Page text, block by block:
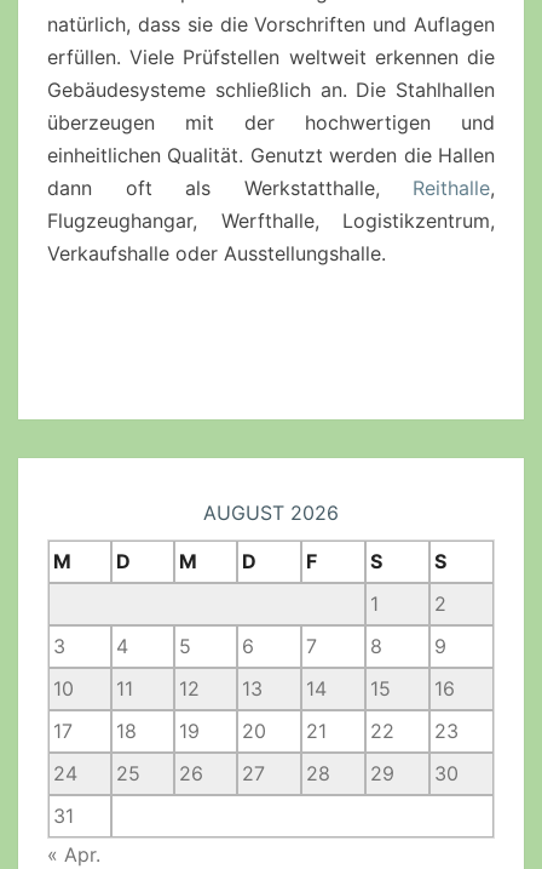
natürlich, dass sie die Vorschriften und Auflagen
erfüllen. Viele Prüfstellen weltweit erkennen die
Gebäudesysteme schließlich an. Die Stahlhallen
überzeugen mit der hochwertigen und
einheitlichen Qualität. Genutzt werden die Hallen
dann oft als Werkstatthalle, Reithalle,
Flugzeughangar, Werfthalle, Logistikzentrum,
Verkaufshalle oder Ausstellungshalle.
AUGUST 2026
M
D M D F S
S
1
2
3
4 5 6 7 8
9
10
11 12 13 14 15
16
17
18 19 20 21 22
23
24
25 26 27 28 29
30
31
« Apr.